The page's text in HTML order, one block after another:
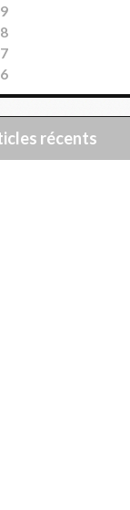
récents